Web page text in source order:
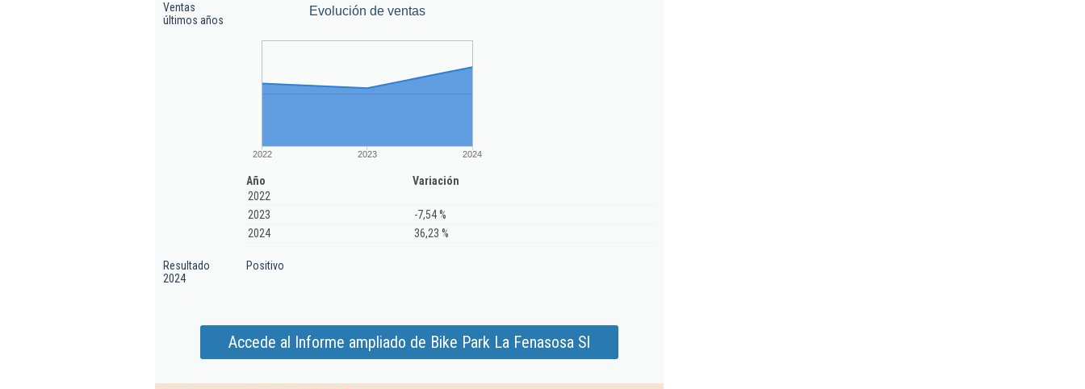
Ventas
últimos años
Evolución de ventas
2022 2023 2024
Año
Variación
2022
2023
-7,54 %
2024
36,23 %
Resultado
2024
Positivo
Accede al Informe ampliado de Bike Park La Fenasosa Sl